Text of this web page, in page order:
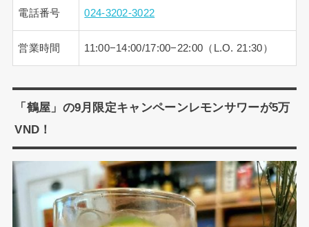
電話番号 024-3202-3022
営業時間 11:00−14:00/17:00−22:00（L.O. 21:30）
「鶴屋」の9月限定キャンペーンレモンサワーが5万
VND！